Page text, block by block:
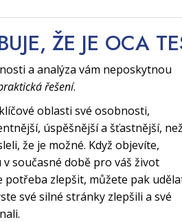
ŽE JE OCA
a analýza vám neposkytnou
řešení.
oblasti své osobnosti,
úspěšnější a šťastnější,
že je možné. Když objevíte,
současné době pro váš život
potřeba zlepšit, můžete pak
své silné stránky zlepšili a své